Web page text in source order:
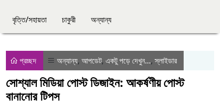
বৃত্তি/সহায়তা চাকুরী অন্যান্য
প্রচ্ছদ অন্যান্য, আপডেট, একটু পড়ে দেখুন...,স্লাইডার
সোশ্যাল মিডিয়া পোস্ট ডিজাইন: আকর্ষণীয় পোস্ট
বানানোর টিপস